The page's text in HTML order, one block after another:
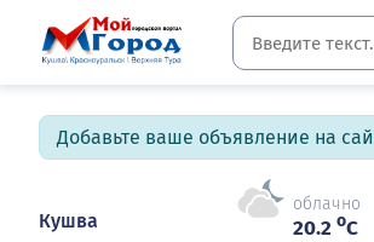
Добавьте ваше объявление на
Кушва
облачно
20.2 oC